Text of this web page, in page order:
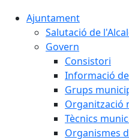
Ajuntament
Salutació de
Govern
Consistori
Informació
Grups
Organització
Tècnics
Organismes